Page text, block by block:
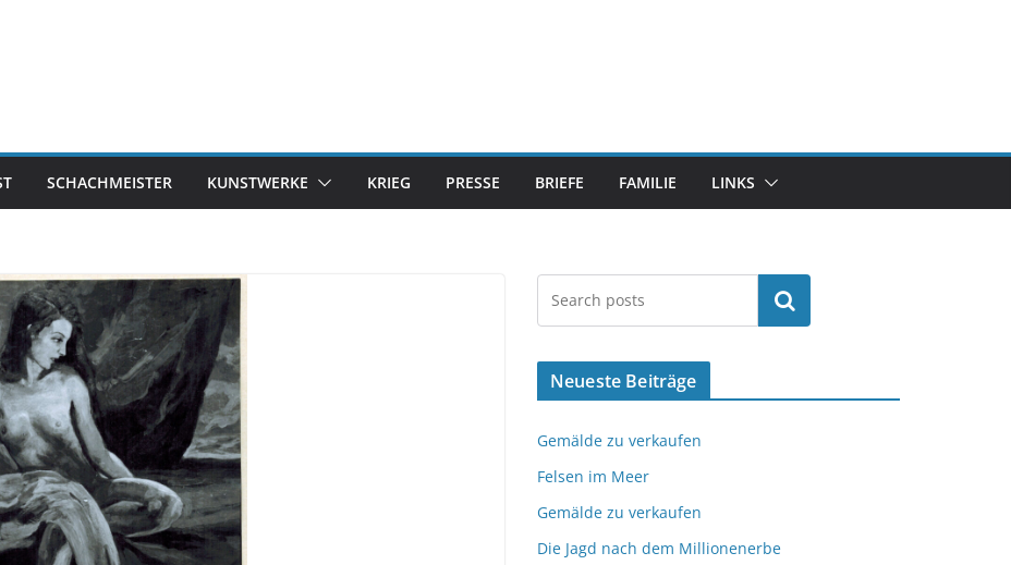
SCHACHMEISTER KUNSTWERKE KRIEG PRESSE BRIEFE FAMILIE LINKS
Suchen
Neueste Beiträge
Gemälde zu verkaufen
Felsen im Meer
Gemälde zu verkaufen
Die Jagd nach dem Millionenerbe